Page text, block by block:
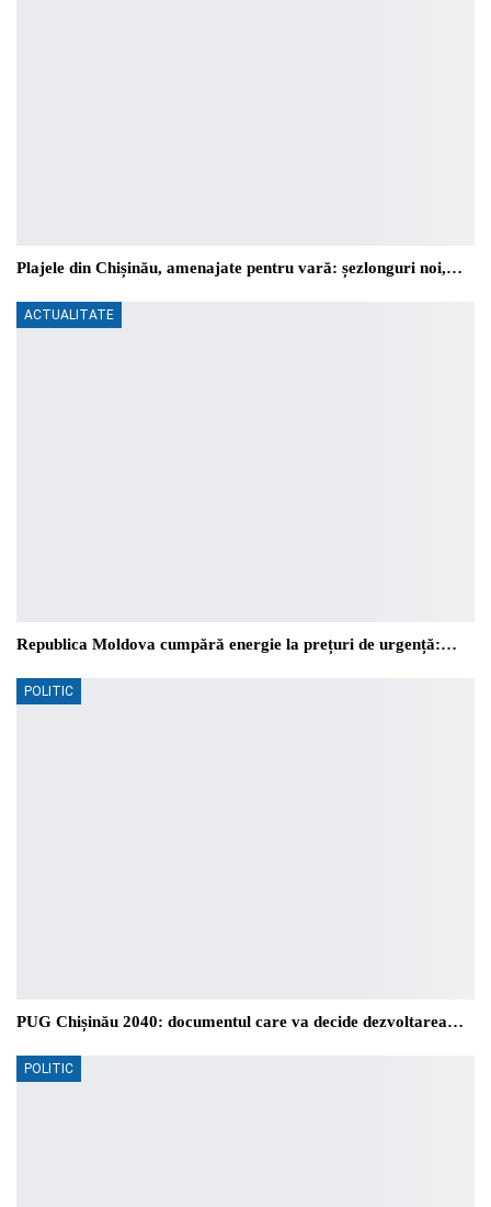
Plajele din Chișinău, amenajate pentru vară: șezlonguri noi,…
ACTUALITATE
Republica Moldova cumpără energie la prețuri de urgență:…
POLITIC
PUG Chișinău 2040: documentul care va decide dezvoltarea…
POLITIC